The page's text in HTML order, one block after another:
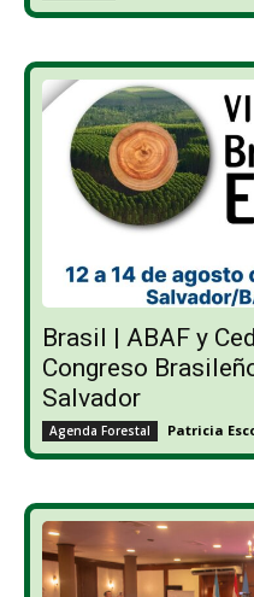
Brasil | ABAF y
Congreso
Salvador
Agenda Forestal Patricia